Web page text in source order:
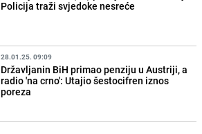
Policija traži svjedoke nesreće
28.01.25. 09:09
Državljanin BiH primao penziju u Austriji, a
radio 'na crno': Utajio šestocifren iznos
poreza